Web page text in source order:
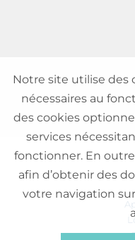
Notre site utilise des
nécessaires au
des cookies
services
fonctionner. En
afin d’obtenir des
votre navigation